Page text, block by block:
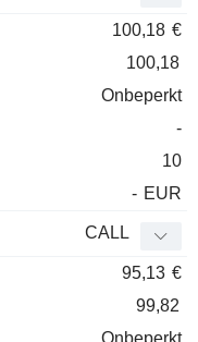
100,18 €
100,18
Onbeperkt
-
10
- EUR
CALL
95,13 €
99,82